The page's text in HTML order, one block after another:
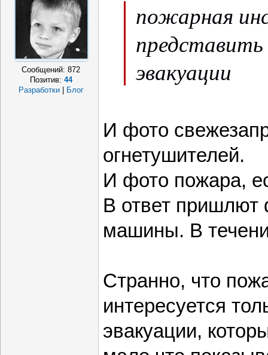
Сообщений:872
Позитив: 44
Разработки
Блог
пожарная
эвакуации
И фото
огнетушителей.
И фото пожара,
В ответ пришлют
машины. В
Странно, что
интересуется
эвакуации,